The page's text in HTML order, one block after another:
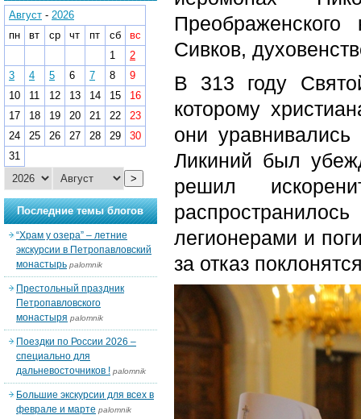
Сивков,
В 313 году
которому
они
Ликиний был
решил
легионерами и
за отказ
Август - 2026
пн
вт ср чт пт сб
вс
1
2
3
4 5 6 7 8
9
10
11 12 13 14 15
16
17
18 19 20 21 22
23
24
25 26 27 28 29
30
31
>
Последние темы блогов
“Храм у озера” – летние
экскурсии в Петропавловский
монастырь palomnik
Престольный праздник
Петропавловского
монастыря palomnik
Поездки по России 2026 –
специально для
дальневосточников ! palomnik
Большие экскурсии для всех в
феврале и марте palomnik